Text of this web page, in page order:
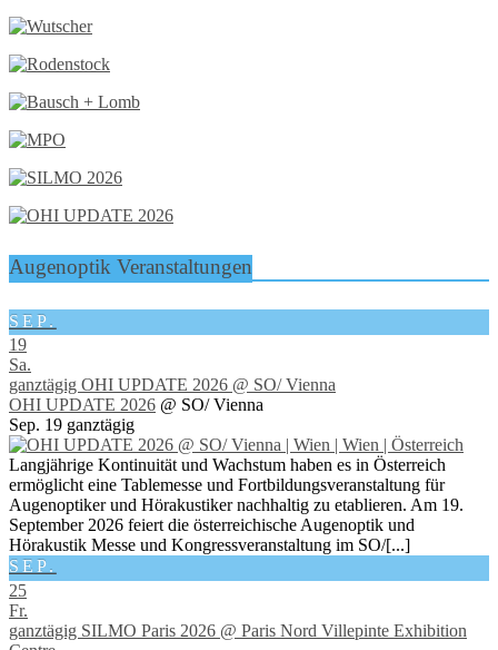
Augenoptik Veranstaltungen
SEP.
19
Sa.
ganztägig OHI UPDATE 2026 @ SO/ Vienna
OHI UPDATE 2026 @ SO/ Vienna
Sep. 19 ganztägig
Langjährige Kontinuität und Wachstum haben es in Österreich
ermöglicht eine Tablemesse und Fortbildungsveranstaltung für
Augenoptiker und Hörakustiker nachhaltig zu etablieren. Am 19.
September 2026 feiert die österreichische Augenoptik und
Hörakustik Messe und Kongressveranstaltung im SO/[...]
SEP.
25
Fr.
ganztägig SILMO Paris 2026 @ Paris Nord Villepinte Exhibition